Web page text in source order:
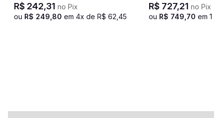
R$ 242,31 no Pix
ou R$ 249 80 em 4x de R$ 62 45
Compartimentos
Coral
R$ 727,21 no Pix
ou R$ 749 70 em 10